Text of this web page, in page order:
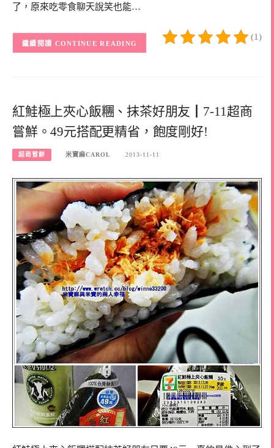
了，原來吃零食聊天說笑也能…
(1)
CONTINUE READING
紅鮭極上夾心飯糰、抹茶好朋友┃7-11超商
嘗鮮。49元搭配更精省，飽度剛好!
超商嘗鮮 米寶麻CAROL 2013-11-11